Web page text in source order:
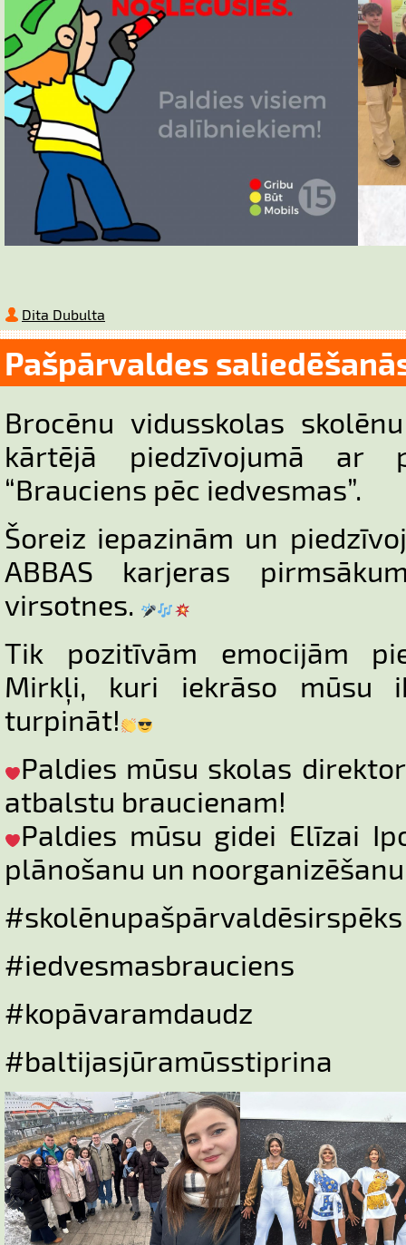
Dita Dubulta
Pašpārvaldes
Brocēnu vidusskolas
kārtējā piedzīvojumā ar
“Brauciens pēc iedvesmas”.
Šoreiz iepazinām un
ABBAS karjeras
virsotnes.
Tik pozitīvām emocijām
Mirkļi, kuri iekrāso mūsu
turpināt!
Paldies mūsu skolas
atbalstu braucienam!
Paldies mūsu gidei Elīzai
plānošanu un
#skolēnupašpārvaldēsirspēks
#iedvesmasbrauciens
#kopāvaramdaudz
#baltijasjūramūsstiprina